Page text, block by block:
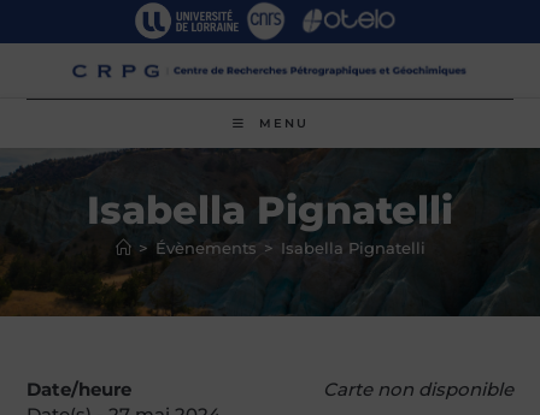
MENU
Isabella Pignatelli
> Évènements > Isabella Pignatelli
Carte non disponible
Date/heure